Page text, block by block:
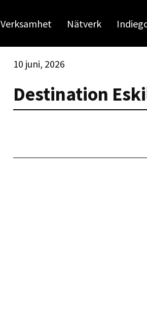
Verksamhet Nätverk
10 juni, 2026
Destination